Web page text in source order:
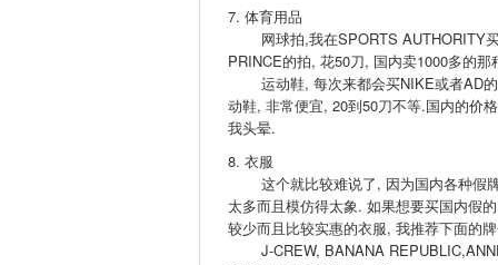
7. 体育用品
网球拍,我在SPORTS AUTHORITY
PRINCE的拍, 花50刀, 国内卖1000多的那
运动鞋, 每次来都会买NIKE或者AD
动鞋, 非常便宜, 20到50刀不等.国内的价
我头晕.
8. 衣服
这个就比较难说了, 因为国内各种假
太多而且模仿得太象. 如果想要买国内假
较少而且比较实惠的衣服, 我推荐下面的
J-CREW, BANANA